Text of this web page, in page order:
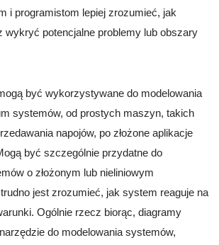
i programistom lepiej zrozumieć, jak
wykryć potencjalne problemy lub obszary
być wykorzystywane do modelowania
systemów, od prostych maszyn, takich
napojów, po złożone aplikacje
być szczególnie przydatne do
o złożonym lub nieliniowym
jest zrozumieć, jak system reaguje na
Ogólnie rzecz biorąc, diagramy
do modelowania systemów,